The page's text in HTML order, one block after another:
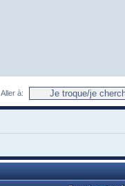
Aller à: